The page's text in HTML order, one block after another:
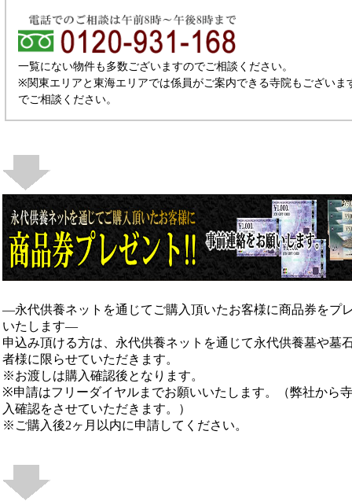
一覧にない物件も多数ございますのでご相談ください。
※関東エリアと東海エリアでは係員がご案内できる寺院もございま
でご相談ください。
―永代供養ネットを通じてご購入頂いたお客様に商品券をプ
いたします―
申込み頂ける方は、永代供養ネットを通じて永代供養墓や墓
者様に限らせていただきます。
※お渡しは購入確認後となります。
※申請はフリーダイヤルまでお願いいたします。（弊社から
入確認をさせていただきます。）
※ご購入後2ヶ月以内に申請してください。